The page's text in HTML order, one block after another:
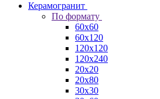
Керамогранит
По формату
60x60
60x120
120x120
120x240
20x20
20x80
30x30